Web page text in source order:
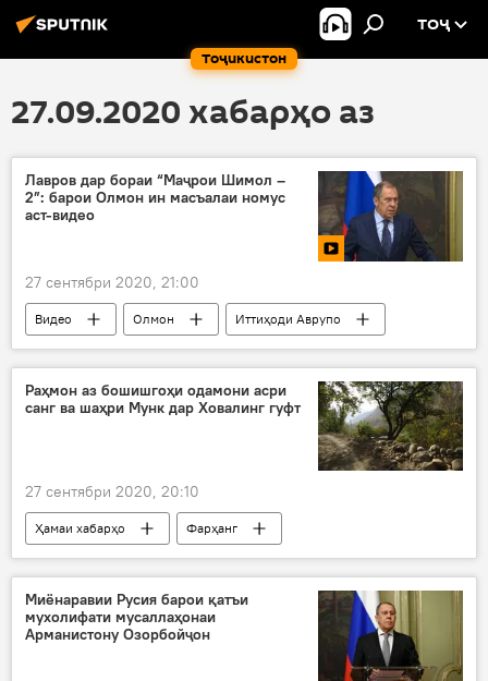
Тоҷикистон
ТОҶ
27.09.2020 хабарҳо аз
Лавров дар бораи “Маҷрои Шимол –
2”: барои Олмон ин масъалаи номус
аст-видео
27 сентябри 2020, 21:00
Видео Олмон
Иттиҳоди Аврупо
Дар Русия
Раҳмон аз бошишгоҳи одамони асри
санг ва шаҳри Мунк дар Ховалинг гуфт
27 сентябри 2020, 20:10
Ҳамаи хабарҳо Фарҳанг
Миёнаравии Русия барои қатъи
мухолифати мусаллаҳонаи
Арманистону Озорбойҷон